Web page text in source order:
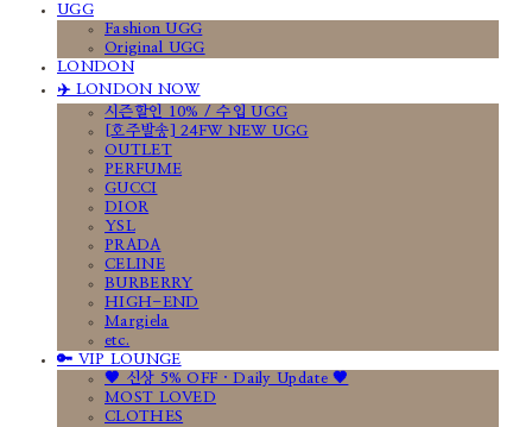
UGG
Fashion UGG
Original UGG
LONDON
✈️ LONDON NOW
시즌할인 10% / 수입 UGG
[호주발송] 24FW NEW UGG
OUTLET
PERFUME
GUCCI
DIOR
YSL
PRADA
CELINE
BURBERRY
HIGH-END
Margiela
etc.
🔑 VIP LOUNGE
🤎 신상 5% OFF · Daily Update 🤎
MOST LOVED
CLOTHES